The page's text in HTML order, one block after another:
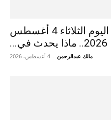
أسعار الحديد والأسمنت اليوم الثلاثاء 4 أغسطس
2026.. ماذا يحدث في...
مالك عبدالرحمن - 4 أغسطس، 2026